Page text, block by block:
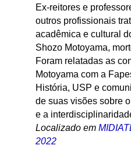
Ex-reitores e
outros profissionais
acadêmica e cultural
Shozo Motoyama,
Foram relatadas as
Motoyama com a
História, USP e
de suas visões sobre
e a
Localizado em
2022